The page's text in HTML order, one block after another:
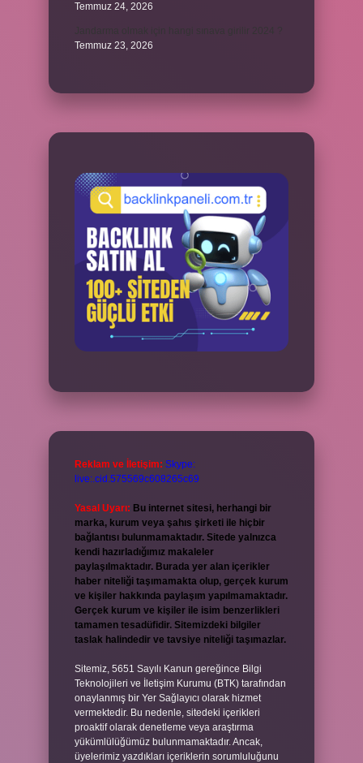
Temmuz 24, 2026
Temmuz 23, 2026
Reklam ve İletişim: Skype:
live:.cid.575569c608265c69
Yasal Uyarı: Bu internet sitesi, herhangi bir
marka, kurum veya şahıs şirketi ile hiçbir
bağlantısı bulunmamaktadır. Sitede yalnızca
kendi hazırladığımız makaleler
paylaşılmaktadır. Burada yer alan içerikler
haber niteliği taşımamakta olup, gerçek kurum
ve kişiler hakkında paylaşım yapılmamaktadır.
Gerçek kurum ve kişiler ile isim benzerlikleri
tamamen tesadüfidir. Sitemizdeki bilgiler
taslak halindedir ve tavsiye niteliği taşımazlar.
Sitemiz, 5651 Sayılı Kanun gereğince Bilgi
Teknolojileri ve İletişim Kurumu (BTK) tarafından
onaylanmış bir Yer Sağlayıcı olarak hizmet
vermektedir. Bu nedenle, sitedeki içerikleri
proaktif olarak denetleme veya araştırma
yükümlülüğümüz bulunmamaktadır. Ancak,
üyelerimiz yazdıkları içeriklerin sorumluluğunu